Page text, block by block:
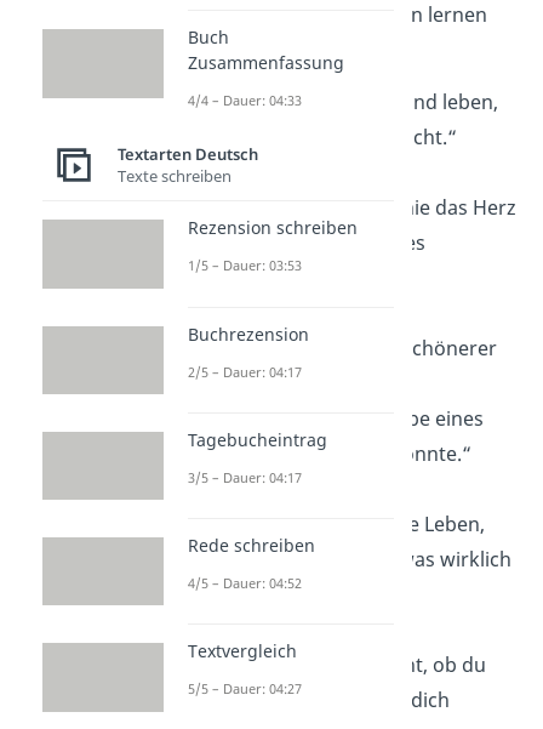
von unseren Vierbeinern lernen
können.
„Man kann ohne Hund leben,
aber es lohnt sich nicht.“
„Ein Hund wird dir nie das Herz
brechen — er wird es
bewachen.“
„Die Welt wäre ein schönerer
Ort, wenn jeder die
bedingungslose Liebe eines
Hundes erfahren könnte.“
„Hunde haben kurze Leben,
um uns zu lehren, was wirklich
zählt.“
„Ein Hund fragt nicht, ob du
ihn liebst — er liebt dich
Buch
Zusammenfassung
4/4 – Dauer: 04:33
Textarten Deutsch
Texte schreiben
Rezension schreiben
1/5 – Dauer: 03:53
Buchrezension
2/5 – Dauer: 04:17
Tagebucheintrag
3/5 – Dauer: 04:17
Rede schreiben
4/5 – Dauer: 04:52
Textvergleich
5/5 – Dauer: 04:27